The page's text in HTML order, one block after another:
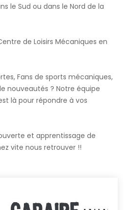
le Sud ou dans le Nord de la
de Loisirs Mécaniques en
Fans de sports mécaniques,
nouveautés ? Notre équipe
là pour répondre à vos
et apprentissage de
vite nous retrouver !!